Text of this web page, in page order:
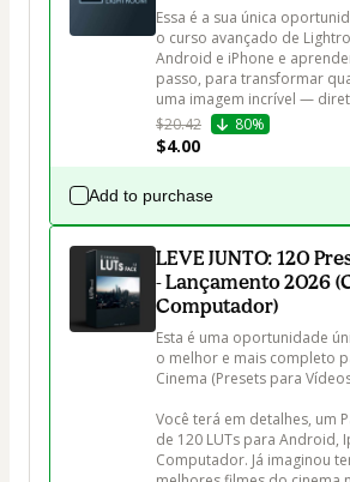
Essa é a sua única
o curso avançado de
Android e iPhone e
passo, para transformar
uma imagem incrível —
$20.42
80%
$4.00
Add to purchase
LEVE JUNTO: 120
- Lançamento 2026
Computador)
Esta é uma oportunidade
o melhor e mais completo
Cinema (Presets para
Você terá em detalhes, um
de 120 LUTs para Android,
Computador. Já imaginou